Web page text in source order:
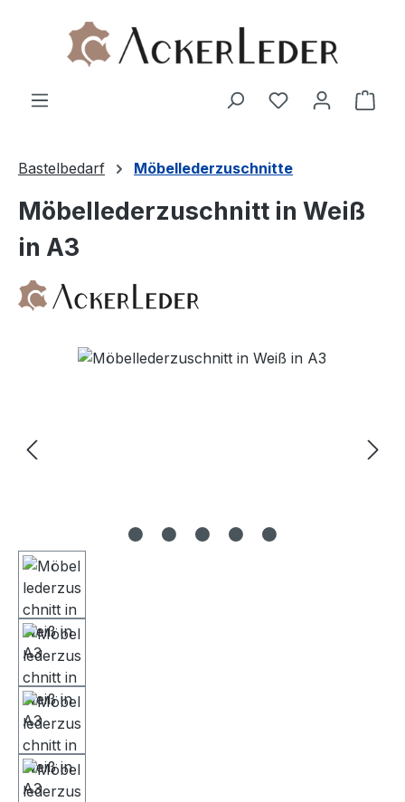
Zum Hauptinhalt springen
Bastelbedarf Möbellederzuschnitte
Möbellederzuschnitt in Weiß
in A3
Bildergalerie überspringen